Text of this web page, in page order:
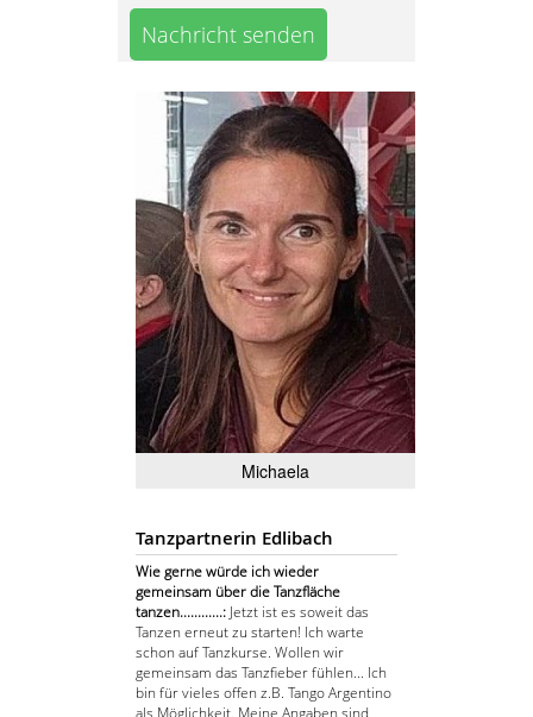
Nachricht senden
Michaela
Tanzpartnerin Edlibach
Wie gerne würde ich wieder
gemeinsam über die Tanzfläche
tanzen............: Jetzt ist es soweit das
Tanzen erneut zu starten! Ich warte
schon auf Tanzkurse. Wollen wir
gemeinsam das Tanzfieber fühlen... Ich
bin für vieles offen z.B. Tango Argentino